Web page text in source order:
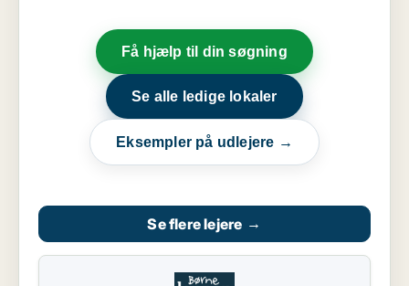
Få hjælp til din søgning
Se alle ledige lokaler
Eksempler på udlejere →
Se flere lejere →